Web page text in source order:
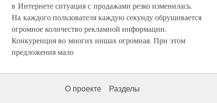
в Интернете ситуация с продажами резко изменилась.
На каждого пользователя каждую секунду обрушивается
огромное количество рекламной информации.
Конкуренция во многих нишах огромная. При этом
предложения мало
О проекте Разделы